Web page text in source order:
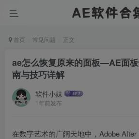
首页 常见问题 正文
ae怎么恢复原来的面板—AE面
南与技巧详解
软件小妹
1年前发布
在数字艺术的广阔天地中，Adobe After